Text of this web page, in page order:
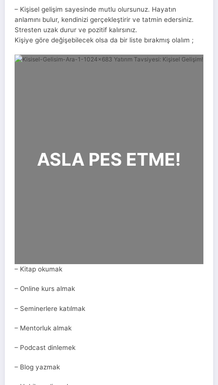
– Kişisel gelişim sayesinde mutlu olursunuz. Hayatın
anlamını bulur, kendinizi gerçekleştirir ve tatmin edersiniz.
Stresten uzak durur ve pozitif kalırsınız.
Kişiye göre değişebilecek olsa da bir liste bırakmış olalım ;
ASLA PES ETME!
– Kitap okumak
– Online kurs almak
– Seminerlere katılmak
– Mentorluk almak
– Podcast dinlemek
– Blog yazmak